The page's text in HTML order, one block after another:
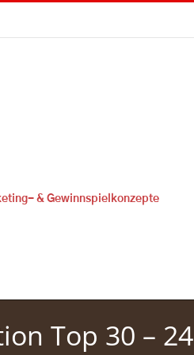
& Gewinnspielkonzepte
Top 30 – 24